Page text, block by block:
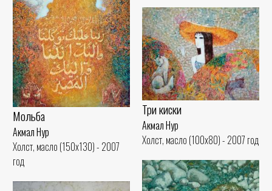
Мольба
Акмал Нур
Холст, масло (150x130) - 2007
год
Три киски
Акмал Нур
Холст, масло (100x80) - 2007 год